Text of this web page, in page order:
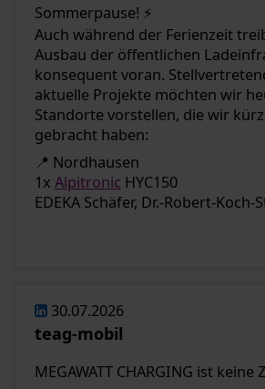
Sommerpause! ⚡
Auch während der Ferienzeit
Ausbau der öffentlichen
konsequent voran.
aktuelle Projekte möchten wir
Standorte vorstellen, die wir
gebracht haben:
📍 Nordhausen
1x Alpitronic HYC150
EDEKA Schäfer, Dr.-Robert-Koch-
1xAlpitronicHYC50
SB Union, Am Luftschiffhafen 1
Mit jedem neuen Standort
Ladenetz und schaffen
30.07.2026
teag-mobil
MEGAWATT CHARGING ist